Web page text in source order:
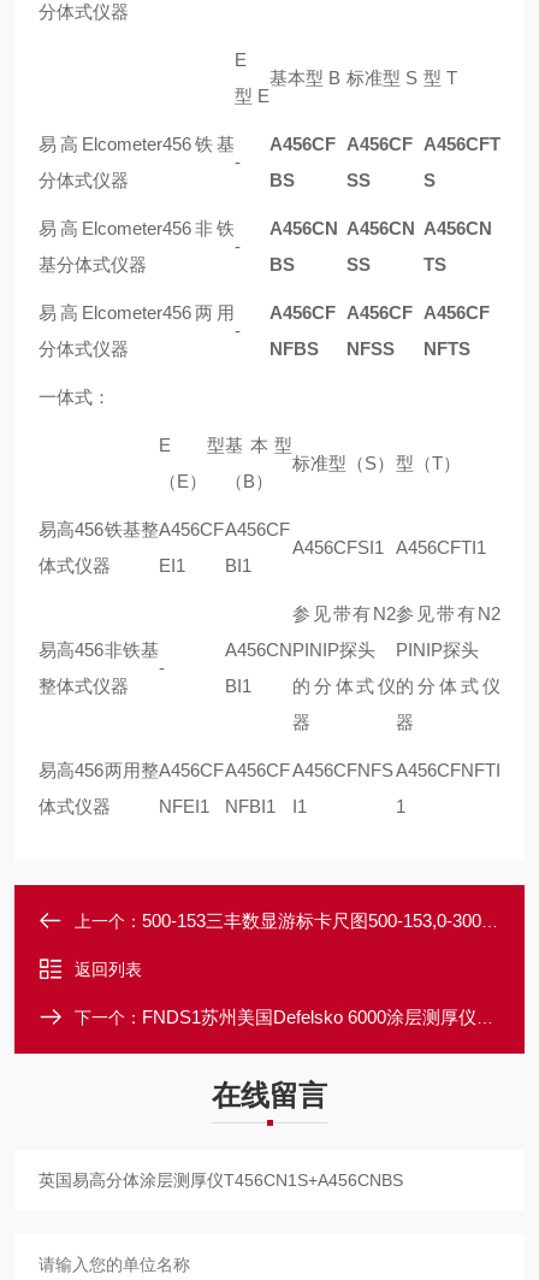
分体式仪器
E
型 E
基本型 B 标准型 S 型 T
易高Elcometer456铁基
分体式仪器
-
A456CF
BS
A456CF
SS
A456CFT
S
易高Elcometer456非铁
基分体式仪器
-
A456CN
BS
A456CN
SS
A456CN
TS
易高Elcometer456两用
分体式仪器
-
A456CF
NFBS
A456CF
NFSS
A456CF
NFTS
一体式：
E型
（E）
基本型
（B）
标准型（S） 型（T）
易高456铁基整
体式仪器
A456CF
EI1
A456CF
BI1
A456CFSI1 A456CFTI1
易高456非铁基
整体式仪器
-
A456CN
BI1
参见带有N2
PINIP探头
的分体式仪
器
参见带有N2
PINIP探头
的分体式仪
器
易高456两用整
体式仪器
A456CF
NFEI1
A456CF
NFBI1
A456CFNFS
I1
A456CFNFTI
1
上一个： 500-153三丰数显游标卡尺图500-153,0-300*0.01mm
返回列表
下一个： FNDS1苏州美国Defelsko 6000涂层测厚仪FNDS1
在线留言